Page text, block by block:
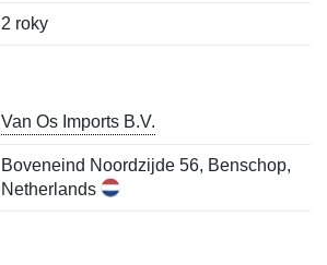
2 roky
Van Os Imports B.V.
Boveneind Noordzijde 56, Benschop,
Netherlands